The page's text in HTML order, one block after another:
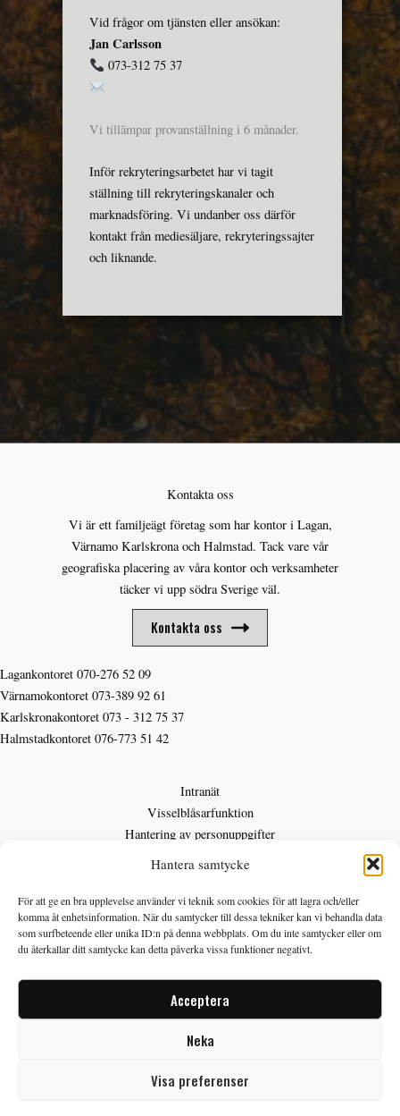
Hantera samtycke
För att ge en bra upplevelse använder vi teknik som cookies för att lagra och/eller
komma åt enhetsinformation. När du samtycker till dessa tekniker kan vi behandla data
som surfbeteende eller unika ID:n på denna webbplats. Om du inte samtycker eller om
du återkallar ditt samtycke kan detta påverka vissa funktioner negativt.
Acceptera
Neka
Visa preferenser
Vid frågor om tjänsten eller ansökan:
Jan Carlsson
073-312 75 37
Vi tillämpar provanställning i 6 månader.
Inför rekryteringsarbetet har vi tagit
ställning till rekryteringskanaler och
marknadsföring. Vi undanber oss därför
kontakt från mediesäljare, rekryteringssajter
och liknande.
Kontakta oss
Vi är ett familjeägt företag som har kontor i Lagan,
Värnamo Karlskrona och Halmstad. Tack vare vår
geografiska placering av våra kontor och verksamheter
täcker vi upp södra Sverige väl.
Kontakta oss
Lagankontoret 070-276 52 09
Värnamokontoret 073-389 92 61
Karlskronakontoret 073 - 312 75 37
Halmstadkontoret 076-773 51 42
Intranät
Visselblåsarfunktion
Hantering av personuppgifter
Felanmälan
Ladda ner blankett
Copyright © 2026 Lagans Byggnads AB